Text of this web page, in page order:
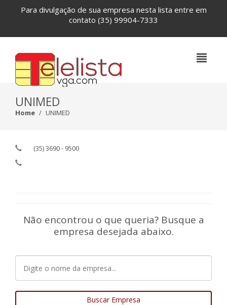
Para divulgação de sua empresa nesta lista entre em
contato (35) 99904-7333
UNIMED
Home UNIMED
(35) 3690 - 9500
Não encontrou o que queria? Busque a
empresa desejada abaixo.
Buscar Empresa